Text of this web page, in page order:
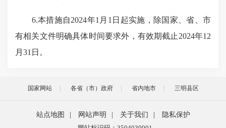
6.本措施自2024年1月1日起实施，除国家、省、市
有相关文件明确具体时间要求外，有效期截止2024年12
月31日。
国家网站 各省（市）政府 省内地市 三明县区
站点地图 网站声明 关于我们
隐私保护